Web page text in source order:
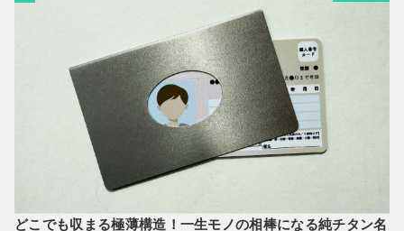
どこでも収まる極薄構造！一生モノの相棒になる純チタン名